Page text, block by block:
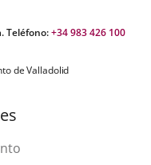
Teléfono:+34 983 426 100
de Valladolid